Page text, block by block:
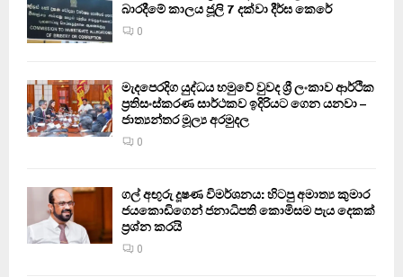
බාරදීමේ කාලය ජූලි 7 දක්වා දීර්ඝ කෙරේ
0
මැදපෙරදිග යුද්ධය හමුවේ වුවද ශ්‍රී ලංකාව ආර්ථික
ප්‍රතිසංස්කරණ සාර්ථකව ඉදිරියට ගෙන යනවා –
ජාත්‍යන්තර මූල්‍ය අරමුදල
0
ගල් අඟුරු දූෂණ විමර්ශනය: හිටපු අමාත්‍ය කුමාර
ජයකොඩිගෙන් ජනාධිපති කොමිසම පැය දෙකක්
ප්‍රශ්න කරයි
0